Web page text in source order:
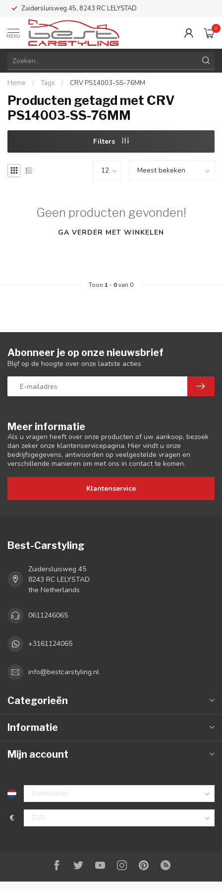
Zuidersluisweg 45, 8243 RC LELYSTAD
MENU
0
Home / Tags / CRV PS14003-SS-76MM
Producten getagd met CRV
PS14003-SS-76MM
Filters
Geen producten gevonden!
GA VERDER MET WINKELEN
Toon 1 - 0van 0
Meer informatie
Als u vragen heeft over onze producten of uw aankoop, bezoek
dan zeker onze klantenservicepagina. Hier vindt u onze
bedrijfsgegevens, antwoorden op veelgestelde vragen en
verschillende manieren om met ons in contact te komen.
Klantenservice
Abonneer je op onze nieuwsbrief
Blijf op de hoogte over onze laatste acties
Best-Carstyling
Zuidersluisweg 45
8243 RC LELYSTAD
the Netherlands
0611246065
+3161124065
info@bestcarstyling.nl
Categorieën
Informatie
Mijn account
€